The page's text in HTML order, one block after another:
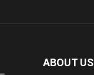
ABOUT US